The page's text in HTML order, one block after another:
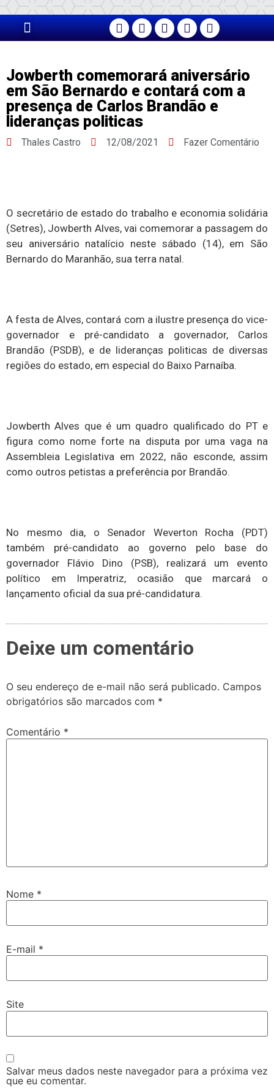
Jowberth comemorará aniversário
em São Bernardo e contará com a
presença de Carlos Brandão e
lideranças politicas
Thales Castro 12/08/2021 Fazer Comentário
O secretário de estado do trabalho e economia solidária
(Setres), Jowberth Alves, vai comemorar a passagem do
seu aniversário natalício neste sábado (14), em São
Bernardo do Maranhão, sua terra natal.
A festa de Alves, contará com a ilustre presença do vice-
governador e pré-candidato a governador, Carlos
Brandão (PSDB), e de lideranças politicas de diversas
regiões do estado, em especial do Baixo Parnaíba.
Jowberth Alves que é um quadro qualificado do PT e
figura como nome forte na disputa por uma vaga na
Assembleia Legislativa em 2022, não esconde, assim
como outros petistas a preferência por Brandão.
No mesmo dia, o Senador Weverton Rocha (PDT)
também pré-candidato ao governo pelo base do
governador Flávio Dino (PSB), realizará um evento
político em Imperatriz, ocasião que marcará o
lançamento oficial da sua pré-candidatura.
Deixe um comentário
O seu endereço de e-mail não será publicado. Campos
obrigatórios são marcados com *
Comentário *
Nome *
E-mail *
Site
Salvar meus dados neste navegador para a próxima vez
que eu comentar.